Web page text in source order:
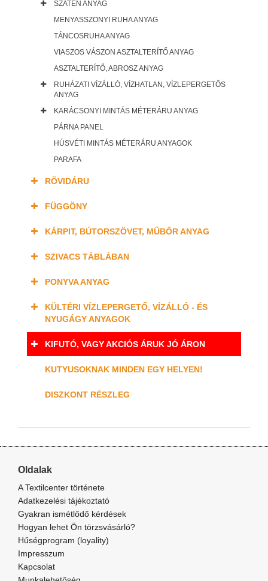
SZATÉN ANYAG
MENYASSZONYI RUHA ANYAG
TÁNCOSRUHA ANYAG
VIASZOS VÁSZON ASZTALTERÍTŐ ANYAG
ASZTALTERÍTŐ, ABROSZ ANYAG
RUHÁZATI VÍZÁLLÓ, VÍZHATLAN, VÍZLEPERGETŐS
ANYAG
KARÁCSONYI MINTÁS MÉTERÁRU ANYAG
PÁRNA PANEL
HÚSVÉTI MINTÁS MÉTERÁRU ANYAGOK
PARAFA
RÖVIDÁRU
FÜGGÖNY
KÁRPIT, BÚTORSZÖVET, MŰBŐR ANYAG
SZIVACS TÁBLÁBAN
PONYVA ANYAG
KÜLTÉRI VÍZLEPERGETŐ, VÍZÁLLÓ - ÉS
NYUGÁGY ANYAGOK
KIFUTÓ, VAGY AKCIÓS ÁRUK JÓ ÁRON
KUTYUSOKNAK MINDEN EGY HELYEN!
DISZKONT RÉSZLEG
Oldalak
A Textilcenter története
Adatkezelési tájékoztató
Gyakran ismétlődő kérdések
Hogyan lehet Ön törzsvásárló?
Hűségprogram (loyality)
Impresszum
Kapcsolat